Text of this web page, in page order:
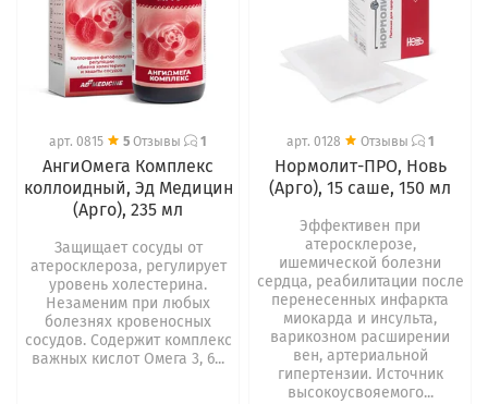
арт. 0815 5 Отзывы 1
АнгиОмега Комплекс
коллоидный, Эд Медицин
(Арго), 235 мл
Защищает сосуды от
атеросклероза, регулирует
уровень холестерина.
Незаменим при любых
болезнях кровеносных
сосудов. Содержит комплекс
важных кислот Омега 3, 6...
арт. 0128 Отзывы 1
Нормолит-ПРО, Новь
(Арго), 15 саше, 150 мл
Эффективен при
атеросклерозе,
ишемической болезни
сердца, реабилитации после
перенесенных инфаркта
миокарда и инсульта,
варикозном расширении
вен, артериальной
гипертензии. Источник
высокоусвояемого...